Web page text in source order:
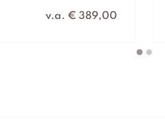
v.a. € 389,00